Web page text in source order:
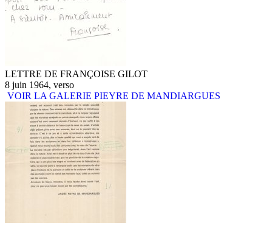
LETTRE DE FRANÇOISE GILOT
8 juin 1964, verso
VOIR LA GALERIE PIEYRE DE MANDIARGUES